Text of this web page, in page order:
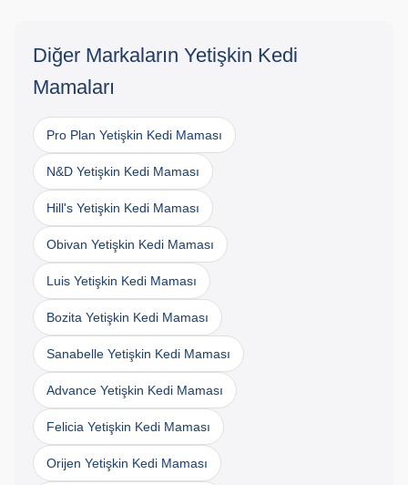
Diğer Markaların Yetişkin Kedi
Mamaları
Pro Plan Yetişkin Kedi Maması
N&D Yetişkin Kedi Maması
Hill's Yetişkin Kedi Maması
Obivan Yetişkin Kedi Maması
Luis Yetişkin Kedi Maması
Bozita Yetişkin Kedi Maması
Sanabelle Yetişkin Kedi Maması
Advance Yetişkin Kedi Maması
Felicia Yetişkin Kedi Maması
Orijen Yetişkin Kedi Maması